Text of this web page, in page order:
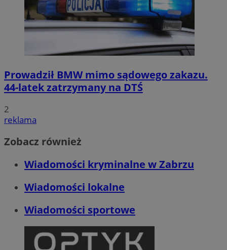
Prowadził BMW mimo sądowego zakazu.
44-latek zatrzymany na DTŚ
2
reklama
Zobacz również
Wiadomości kryminalne w Zabrzu
Wiadomości lokalne
Wiadomości sportowe